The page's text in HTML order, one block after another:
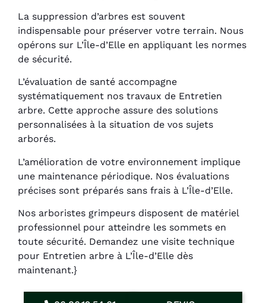
La suppression d’arbres est souvent
indispensable pour préserver votre terrain. Nous
opérons sur L’Île-d’Elle en appliquant les normes
de sécurité.
L’évaluation de santé accompagne
systématiquement nos travaux de Entretien
arbre. Cette approche assure des solutions
personnalisées à la situation de vos sujets
arborés.
L’amélioration de votre environnement implique
une maintenance périodique. Nos évaluations
précises sont préparés sans frais à L’Île-d’Elle.
Nos arboristes grimpeurs disposent de matériel
professionnel pour atteindre les sommets en
toute sécurité. Demandez une visite technique
pour Entretien arbre à L’Île-d’Elle dès
maintenant.}